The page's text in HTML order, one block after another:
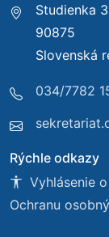
Studienka
90875
Slovenská
034/7782
Rýchle odkazy
Vyhlásenie
Ochranu